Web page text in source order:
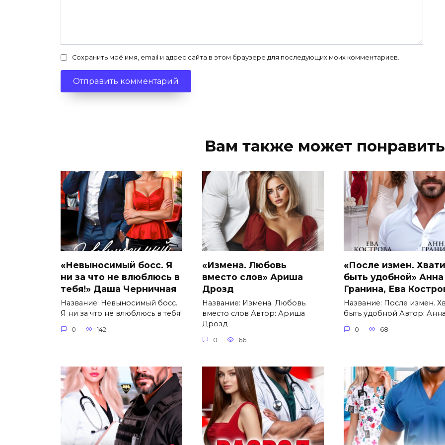
Сохранить моё имя, email и адрес сайта в этом браузере для последующих моих комментариев.
Вам также может
«Невыносимый босс. Я
ни за что не влюблюсь в
тебя!» Даша Черничная
Название: Невыносимый босс.
Я ни за что не влюблюсь в тебя!
0 142
«Измена. Любовь
вместо слов» Ариша
Дрозд
Название: Измена. Любовь
вместо слов Автор: Ариша
Дрозд
0 66
«После измен.
быть удобной» Анна
Гранина, Ева
Название: После измен.
быть удобной Автор:
0 68